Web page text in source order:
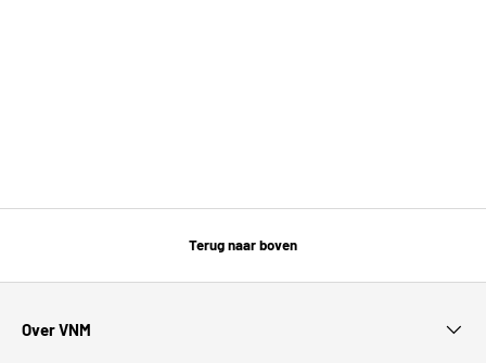
Terug naar boven
Over VNM